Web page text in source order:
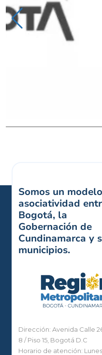
Somos un
asociatividad
Bogotá, la
Gobernación de
Cundinamarca y
municipios.
Dirección: Avenida Calle
8 / Piso 15, Bogotá D.C
Horario de atención: